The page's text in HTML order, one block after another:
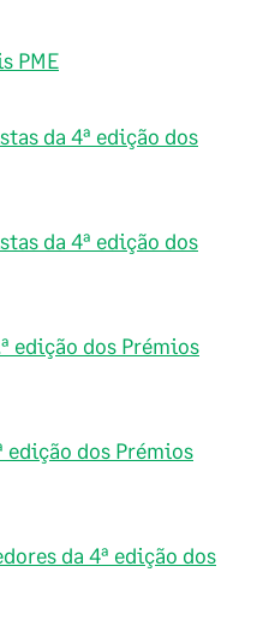
PME
da 4ª edição dos
da 4ª edição dos
edição dos Prémios
edição dos Prémios
da 4ª edição dos